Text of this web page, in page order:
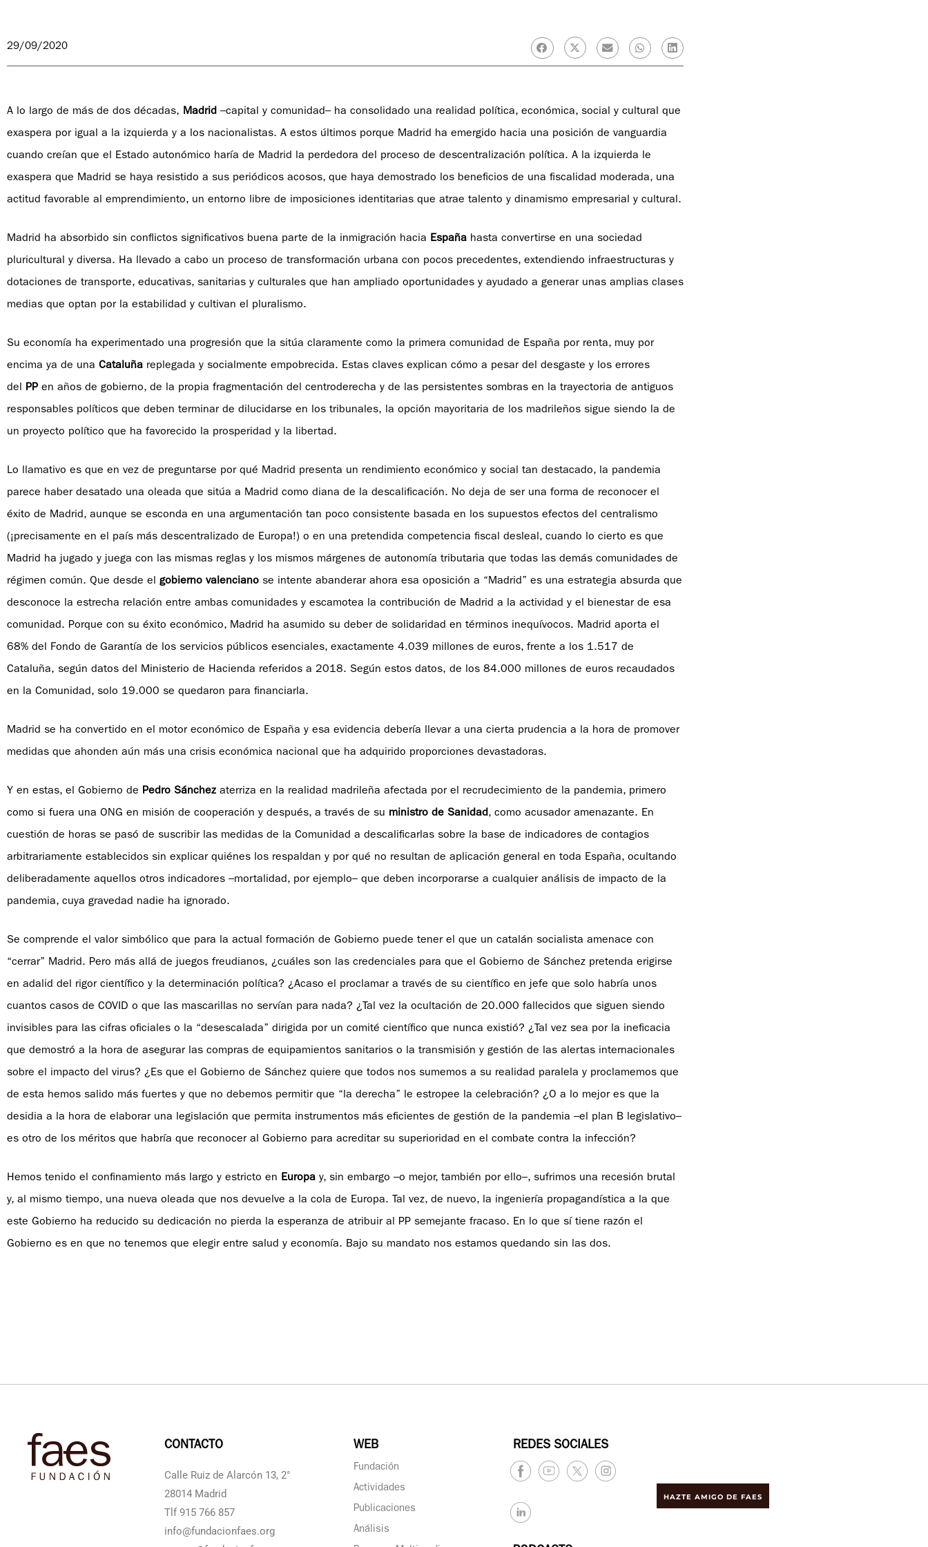
29/09/2020
A lo largo de más de dos décadas, Madrid –capital y comunidad– ha consolidado una realidad política, económica, social y cultural que
exaspera por igual a la izquierda y a los nacionalistas. A estos últimos porque Madrid ha emergido hacia una posición de vanguardia
cuando creían que el Estado autonómico haría de Madrid la perdedora del proceso de descentralización política. A la izquierda le
exaspera que Madrid se haya resistido a sus periódicos acosos, que haya demostrado los beneficios de una fiscalidad moderada, una
actitud favorable al emprendimiento, un entorno libre de imposiciones identitarias que atrae talento y dinamismo empresarial y cultural.
Madrid ha absorbido sin conflictos significativos buena parte de la inmigración hacia España hasta convertirse en una sociedad
pluricultural y diversa. Ha llevado a cabo un proceso de transformación urbana con pocos precedentes, extendiendo infraestructuras y
dotaciones de transporte, educativas, sanitarias y culturales que han ampliado oportunidades y ayudado a generar unas amplias clases
medias que optan por la estabilidad y cultivan el pluralismo.
Su economía ha experimentado una progresión que la sitúa claramente como la primera comunidad de España por renta, muy por
encima ya de una Cataluña replegada y socialmente empobrecida. Estas claves explican cómo a pesar del desgaste y los errores
del PP en años de gobierno, de la propia fragmentación del centroderecha y de las persistentes sombras en la trayectoria de antiguos
responsables políticos que deben terminar de dilucidarse en los tribunales, la opción mayoritaria de los madrileños sigue siendo la de
un proyecto político que ha favorecido la prosperidad y la libertad.
Lo llamativo es que en vez de preguntarse por qué Madrid presenta un rendimiento económico y social tan destacado, la pandemia
parece haber desatado una oleada que sitúa a Madrid como diana de la descalificación. No deja de ser una forma de reconocer el
éxito de Madrid, aunque se esconda en una argumentación tan poco consistente basada en los supuestos efectos del centralismo
(¡precisamente en el país más descentralizado de Europa!) o en una pretendida competencia fiscal desleal, cuando lo cierto es que
Madrid ha jugado y juega con las mismas reglas y los mismos márgenes de autonomía tributaria que todas las demás comunidades de
régimen común. Que desde el gobierno valenciano se intente abanderar ahora esa oposición a “Madrid” es una estrategia absurda que
desconoce la estrecha relación entre ambas comunidades y escamotea la contribución de Madrid a la actividad y el bienestar de esa
comunidad. Porque con su éxito económico, Madrid ha asumido su deber de solidaridad en términos inequívocos. Madrid aporta el
68% del Fondo de Garantía de los servicios públicos esenciales, exactamente 4.039 millones de euros, frente a los 1.517 de
Cataluña, según datos del Ministerio de Hacienda referidos a 2018. Según estos datos, de los 84.000 millones de euros recaudados
en la Comunidad, solo 19.000 se quedaron para financiarla.
Madrid se ha convertido en el motor económico de España y esa evidencia debería llevar a una cierta prudencia a la hora de promover
medidas que ahonden aún más una crisis económica nacional que ha adquirido proporciones devastadoras.
Y en estas, el Gobierno de Pedro Sánchez aterriza en la realidad madrileña afectada por el recrudecimiento de la pandemia, primero
como si fuera una ONG en misión de cooperación y después, a través de su ministro de Sanidad, como acusador amenazante. En
cuestión de horas se pasó de suscribir las medidas de la Comunidad a descalificarlas sobre la base de indicadores de contagios
arbitrariamente establecidos sin explicar quiénes los respaldan y por qué no resultan de aplicación general en toda España, ocultando
deliberadamente aquellos otros indicadores –mortalidad, por ejemplo– que deben incorporarse a cualquier análisis de impacto de la
pandemia, cuya gravedad nadie ha ignorado.
Se comprende el valor simbólico que para la actual formación de Gobierno puede tener el que un catalán socialista amenace con
“cerrar” Madrid. Pero más allá de juegos freudianos, ¿cuáles son las credenciales para que el Gobierno de Sánchez pretenda erigirse
en adalid del rigor científico y la determinación política? ¿Acaso el proclamar a través de su científico en jefe que solo habría unos
cuantos casos de COVID o que las mascarillas no servían para nada? ¿Tal vez la ocultación de 20.000 fallecidos que siguen siendo
invisibles para las cifras oficiales o la “desescalada” dirigida por un comité científico que nunca existió? ¿Tal vez sea por la ineficacia
que demostró a la hora de asegurar las compras de equipamientos sanitarios o la transmisión y gestión de las alertas internacionales
sobre el impacto del virus? ¿Es que el Gobierno de Sánchez quiere que todos nos sumemos a su realidad paralela y proclamemos que
de esta hemos salido más fuertes y que no debemos permitir que “la derecha” le estropee la celebración? ¿O a lo mejor es que la
desidia a la hora de elaborar una legislación que permita instrumentos más eficientes de gestión de la pandemia –el plan B legislativo–
es otro de los méritos que habría que reconocer al Gobierno para acreditar su superioridad en el combate contra la infección?
Hemos tenido el confinamiento más largo y estricto en Europa y, sin embargo –o mejor, también por ello–, sufrimos una recesión brutal
y, al mismo tiempo, una nueva oleada que nos devuelve a la cola de Europa. Tal vez, de nuevo, la ingeniería propagandística a la que
este Gobierno ha reducido su dedicación no pierda la esperanza de atribuir al PP semejante fracaso. En lo que sí tiene razón el
Gobierno es en que no tenemos que elegir entre salud y economía. Bajo su mandato nos estamos quedando sin las dos.
CONTACTO
Calle Ruiz de Alarcón 13, 2°
28014 Madrid
Tlf 915 766 857
info@fundacionfaes.org
WEB
Fundación
Actividades
Publicaciones
Análisis
REDES SOCIALES
HAZTE AMIGO DE FAES